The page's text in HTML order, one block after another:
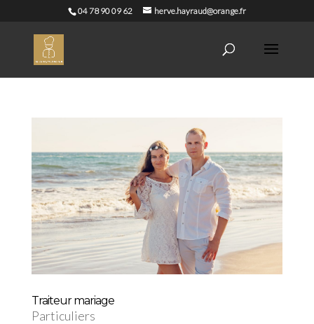
04 78 90 09 62 herve.hayraud@orange.fr
Traiteur mariage
Particuliers